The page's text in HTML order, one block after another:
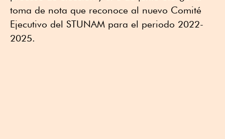
toma de nota que reconoce al nuevo Comité
Ejecutivo del STUNAM para el periodo 2022-
2025.